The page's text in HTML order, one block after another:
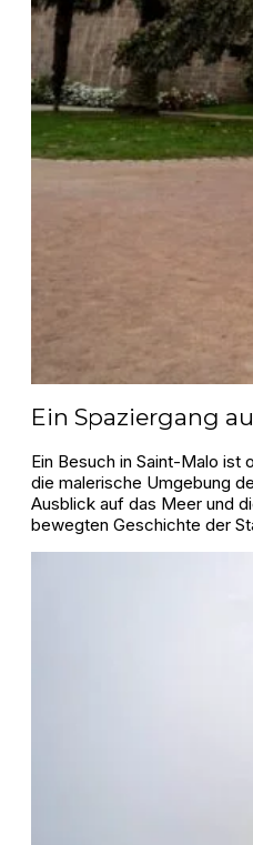
Ein Spaziergang
Ein Besuch in Saint-Malo ist
die malerische Umgebung
Ausblick auf das Meer und
bewegten Geschichte der